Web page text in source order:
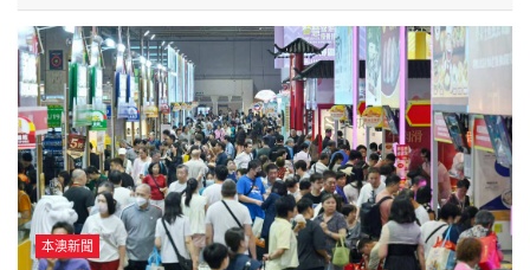
本澳新聞